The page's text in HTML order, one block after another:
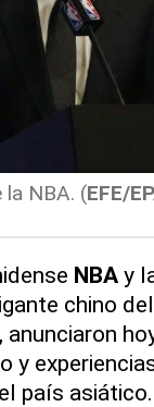
NBA. (EFE/
NBAy
chino
, anunciaron
y
país asiático.